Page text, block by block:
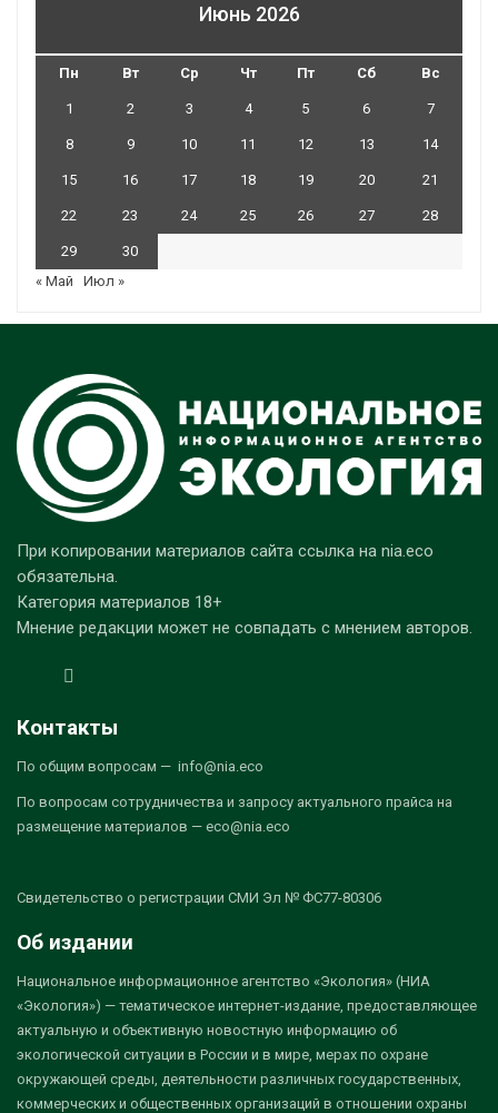
Июнь 2026
Пн Вт Ср Чт Пт Сб Вс
1 2 3 4 5 6 7
8 9 10 11 12 13 14
15 16 17 18 19 20 21
22 23 24 25 26 27 28
29
30
« Май
Июл »
При копировании материалов сайта ссылка на nia.eco
обязательна.
Категория материалов 18+
Мнение редакции может не совпадать с мнением авторов.
Контакты
По общим вопросам — info@nia.eco
По вопросам сотрудничества и запросу актуального прайса на
размещение материалов — eco@nia.eco
Свидетельство о регистрации СМИ Эл № ФС77-80306
Об издании
Национальное информационное агентство «Экология» (НИА
«Экология») — тематическое интернет-издание, предоставляющее
актуальную и объективную новостную информацию об
экологической ситуации в России и в мире, мерах по охране
окружающей среды, деятельности различных государственных,
коммерческих и общественных организаций в отношении охраны